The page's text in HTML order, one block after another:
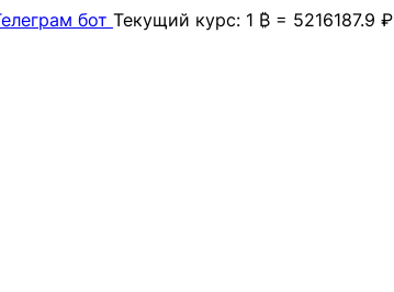
бот Текущий курс: 1 ₿ = 5216187.9 ₽